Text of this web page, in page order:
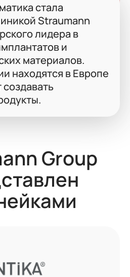
стала
Straumann
лидера в
и
материалов.
находятся в Европе
создавать
Group